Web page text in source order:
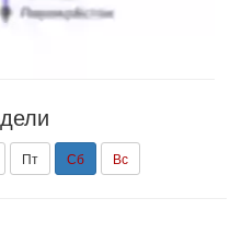
Пт Сб Вс